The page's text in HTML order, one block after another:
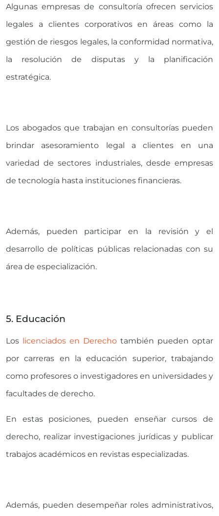
Algunas empresas de consultoría ofrecen servicios
legales a clientes corporativos en áreas como la
gestión de riesgos legales, la conformidad normativa,
la resolución de disputas y la planificación
estratégica.
Los abogados que trabajan en consultorías pueden
brindar asesoramiento legal a clientes en una
variedad de sectores industriales, desde empresas
de tecnología hasta instituciones financieras.
Además, pueden participar en la revisión y el
desarrollo de políticas públicas relacionadas con su
área de especialización.
5. Educación
Los licenciados en Derecho también pueden optar
por carreras en la educación superior, trabajando
como profesores o investigadores en universidades y
facultades de derecho.
En estas posiciones, pueden enseñar cursos de
derecho, realizar investigaciones jurídicas y publicar
trabajos académicos en revistas especializadas.
Además, pueden desempeñar roles administrativos,